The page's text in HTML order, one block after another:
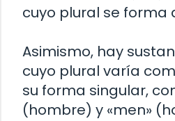
cuyo plural se forma
Asimismo, hay
cuyo plural varía
su forma singular,
(hombre) y «men»